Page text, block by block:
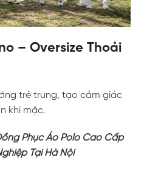
– Oversize Thoải
trẻ trung, tạo cảm giác
khi mặc.
Phục Áo Polo Cao Cấp
Tại Hà Nội